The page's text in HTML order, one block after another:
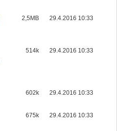
2,5MB 29.4.2016 10:33
514k 29.4.2016 10:33
602k 29.4.2016 10:33
675k 29.4.2016 10:33